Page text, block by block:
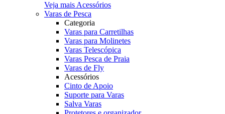
Veja mais Acessórios
Varas de Pesca
Categoria
Varas para Carretilhas
Varas para Molinetes
Varas Telescópica
Varas Pesca de Praia
Varas de Fly
Acessórios
Cinto de Apoio
Suporte para Varas
Salva Varas